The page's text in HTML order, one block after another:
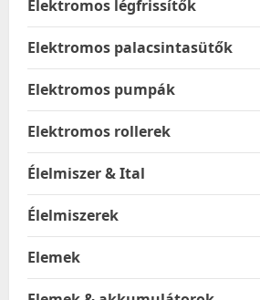
Elektromos légfrissítők
Elektromos palacsintasütők
Elektromos pumpák
Elektromos rollerek
Élelmiszer & Ital
Élelmiszerek
Elemek